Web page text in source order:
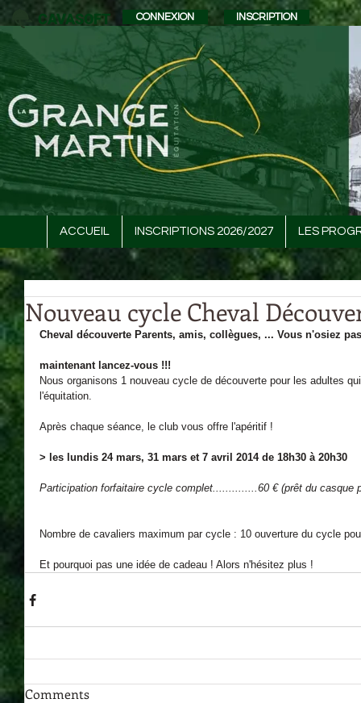
CAVASOFT CONNEXION INSCRIPTION
ACCUEIL INSCRIPTIONS 2026/2027 LES
Nouveau cycle Cheval
Cheval découverte Parents, amis, collègues, ... Vous n'osiez
maintenant lancez-vous !!!
Nous organisons 1 nouveau cycle de découverte pour les adultes
l'équitation.
Après chaque séance, le club vous offre l'apéritif !
> les lundis 24 mars, 31 mars et 7 avril 2014 de 18h30 à 20h30
Participation forfaitaire cycle complet..............60 € (prêt du casque
Nombre de cavaliers maximum par cycle : 10 ouverture du cycle
Et pourquoi pas une idée de cadeau ! Alors n'hésitez plus !
Comments